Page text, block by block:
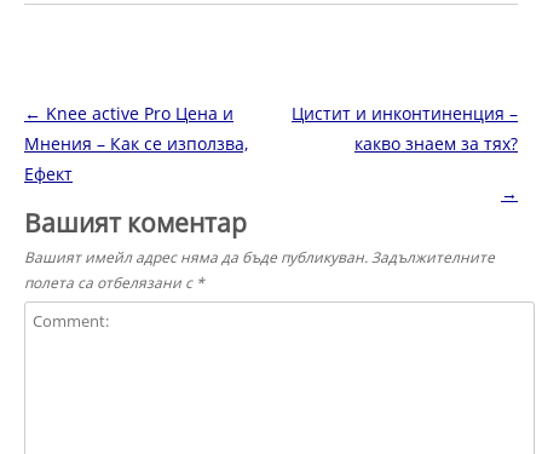
Навигация в публикациите
← Knee active Pro Цена и
Мнения – Как се използва,
Ефект
Цистит и инконтиненция –
какво знаем за тях?
→
Вашият коментар
Вашият имейл адрес няма да бъде публикуван.Задължителните
полета са отбелязани с *